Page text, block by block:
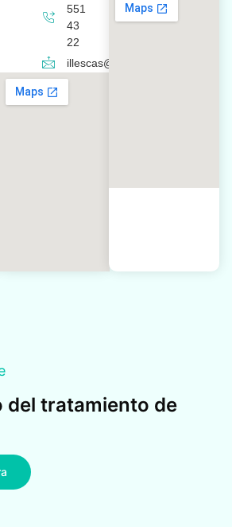
551
43
22
illescas@clinicaferso.es
del tratamiento de